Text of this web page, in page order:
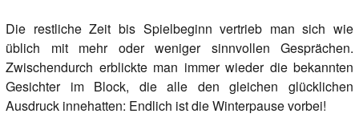
Die restliche Zeit bis Spielbeginn vertrieb man sich wie
üblich mit mehr oder weniger sinnvollen Gesprächen.
Zwischendurch erblickte man immer wieder die bekannten
Gesichter im Block, die alle den gleichen glücklichen
Ausdruck innehatten: Endlich ist die Winterpause vorbei!